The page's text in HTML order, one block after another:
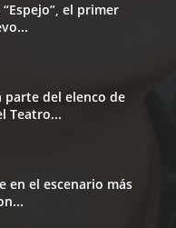
el primer
parte del elenco de
Teatro...
en el escenario más